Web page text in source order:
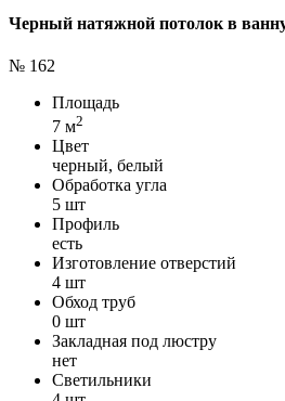
Черный натяжной потолок в
№ 162
Площадь
7 м2
Цвет
черный, белый
Обработка угла
5 шт
Профиль
есть
Изготовление отверстий
4 шт
Обход труб
0 шт
Закладная под люстру
нет
Светильники